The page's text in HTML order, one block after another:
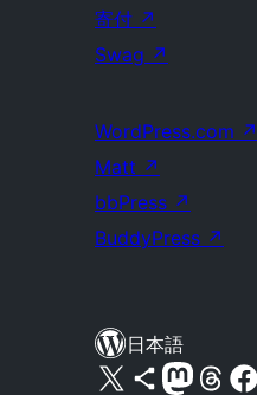
寄付 ↗
Swag ↗
WordPress.com ↗
Matt ↗
bbPress ↗
BuddyPress ↗
日本語
X (旧 Twitter) アカウントへ Bluesky アカウントへ Mastodon アカウントへ Threads アカウントへ Facebook ページへ